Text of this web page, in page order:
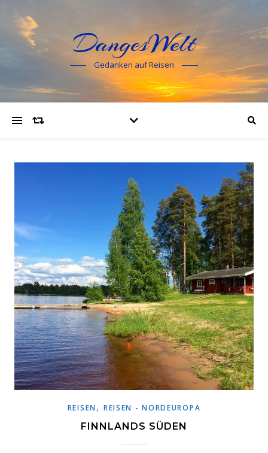
DangesWelt
Gedanken auf Reisen
REISEN, REISEN - NORDEUROPA
FINNLANDS SÜDEN